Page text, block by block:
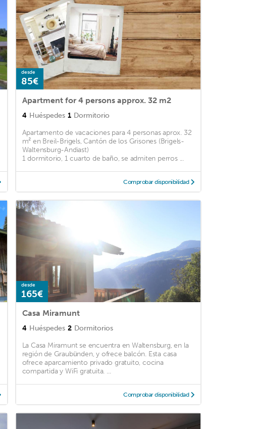
desde
85€
Apartment for 4 persons approx. 32 m2
4 Huéspedes 1 Dormitorio
Apartamento de vacaciones para 4 personas aprox. 32
m² en Breil-Brigels, Cantón de los Grisones (Brigels-
Waltensburg-Andiast)
1 dormitorio, 1 cuarto de baño, se admiten perros ...
Comprobar disponibilidad
desde
165€
Casa Miramunt
4 Huéspedes 2 Dormitorios
La Casa Miramunt se encuentra en Waltensburg, en la
región de Graubünden, y ofrece balcón. Esta casa
ofrece aparcamiento privado gratuito, cocina
compartida y WiFi gratuita. ...
Comprobar disponibilidad